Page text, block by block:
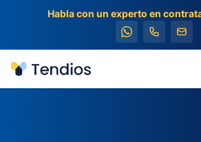
Habla con un experto en
Tendios